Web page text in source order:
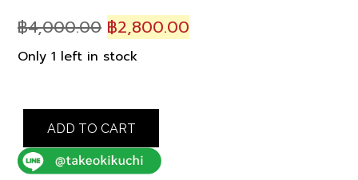
฿4,000.00 Original
price
฿2,800.00
Only 1 left in stock
BLACK
SEERSUCKER
EMBLEM
CAP
ADD TO CART